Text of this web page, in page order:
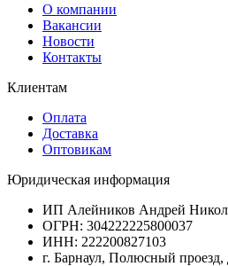
О компании
Вакансии
Новости
Контакты
Клиентам
Оплата
Доставка
Оптовикам
Юридическая информация
ИП Алейников Андрей
ОГРН: 304222225800037
ИНН: 222200827103
г. Барнаул, Полюсный проезд,